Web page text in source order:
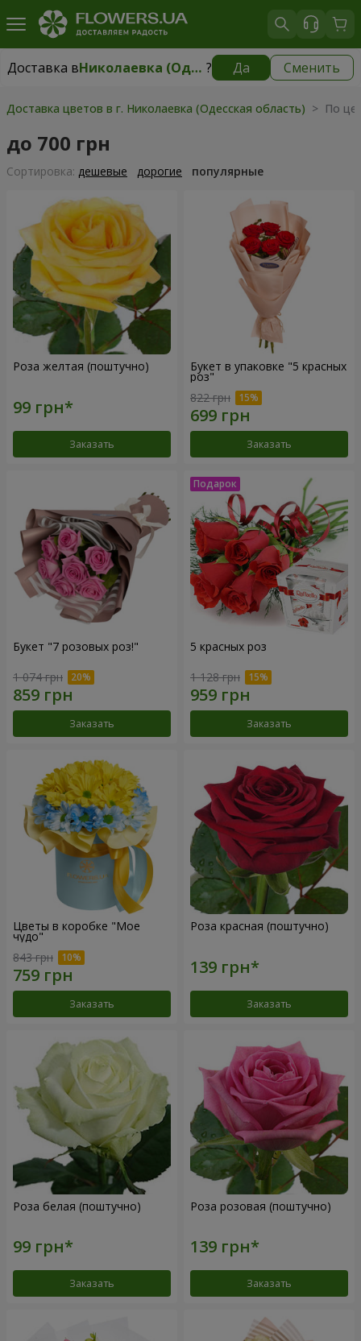
Доставка в Николаевка (Одесская область) ? Да Сменить
Доставка вНиколаевка (Одесская область)|2277 грн
Доставка цветов в г. Николаевка (Одесская область) > По
до 700 грн
Cортировка: дешевые дорогие популярные
Роза желтая (поштучно)
Заказать
Букет в упаковке "5 красных
роз"
822 грн
Заказать
Букет "7 розовых роз!"
1 074 грн
Заказать
5 красных роз
1 128 грн
Заказать
Цветы в коробке "Мое
чудо"
843 грн
Заказать
Роза красная (поштучно)
Заказать
Роза белая (поштучно)
Заказать
Роза розовая (поштучно)
Заказать